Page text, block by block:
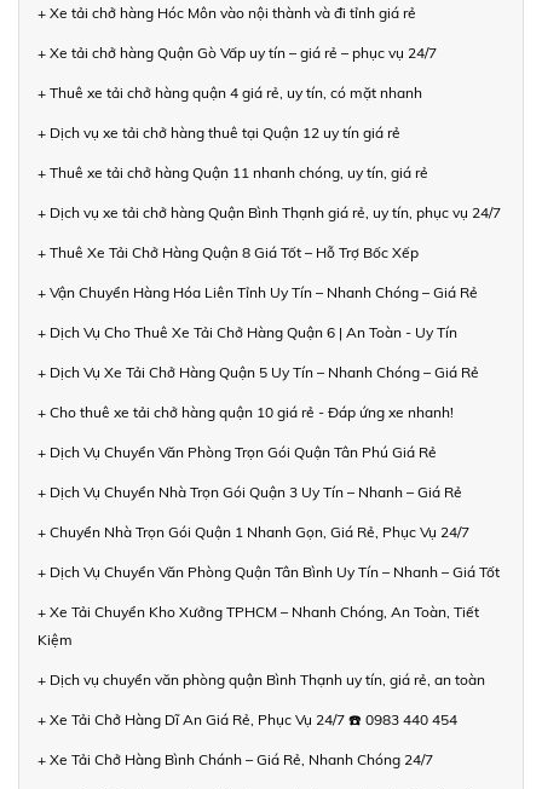
+ Xe tải chở hàng Hóc Môn vào nội thành và đi tỉnh giá rẻ
+ Xe tải chở hàng Quận Gò Vấp uy tín – giá rẻ – phục vụ 24/7
+ Thuê xe tải chở hàng quận 4 giá rẻ, uy tín, có mặt nhanh
+ Dịch vụ xe tải chở hàng thuê tại Quận 12 uy tín giá rẻ
+ Thuê xe tải chở hàng Quận 11 nhanh chóng, uy tín, giá rẻ
+ Dịch vụ xe tải chở hàng Quận Bình Thạnh giá rẻ, uy tín, phục vụ 24/7
+ Thuê Xe Tải Chở Hàng Quận 8 Giá Tốt – Hỗ Trợ Bốc Xếp
+ Vận Chuyển Hàng Hóa Liên Tỉnh Uy Tín – Nhanh Chóng – Giá Rẻ
+ Dịch Vụ Cho Thuê Xe Tải Chở Hàng Quận 6 | An Toàn - Uy Tín
+ Dịch Vụ Xe Tải Chở Hàng Quận 5 Uy Tín – Nhanh Chóng – Giá Rẻ
+ Cho thuê xe tải chở hàng quận 10 giá rẻ - Đáp ứng xe nhanh!
+ Dịch Vụ Chuyển Văn Phòng Trọn Gói Quận Tân Phú Giá Rẻ
+ Dịch Vụ Chuyển Nhà Trọn Gói Quận 3 Uy Tín – Nhanh – Giá Rẻ
+ Chuyển Nhà Trọn Gói Quận 1 Nhanh Gọn, Giá Rẻ, Phục Vụ 24/7
+ Dịch Vụ Chuyển Văn Phòng Quận Tân Bình Uy Tín – Nhanh – Giá Tốt
+ Xe Tải Chuyển Kho Xưởng TPHCM – Nhanh Chóng, An Toàn, Tiết
Kiệm
+ Dịch vụ chuyển văn phòng quận Bình Thạnh uy tín, giá rẻ, an toàn
+ Xe Tải Chở Hàng Dĩ An Giá Rẻ, Phục Vụ 24/7 ☎️ 0983 440 454
+ Xe Tải Chở Hàng Bình Chánh – Giá Rẻ, Nhanh Chóng 24/7